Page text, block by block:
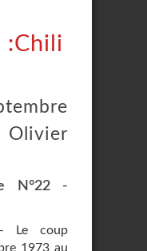
:Chili
N°22 -
Le coup
1973 au